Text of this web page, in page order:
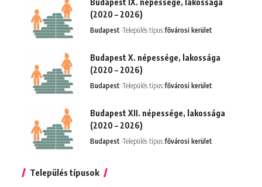
(2020 – 2026)
Budapest Település típus:fővárosi kerület
Budapest X. népessége, lakossága
(2020 – 2026)
Budapest Település típus:fővárosi kerület
Budapest XII. népessége, lakossága
(2020 – 2026)
Budapest Település típus:fővárosi kerület
Település típusok